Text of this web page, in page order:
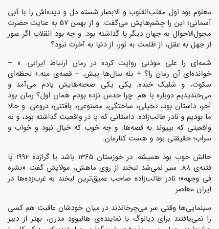
معلوم بود اول مقلب‌القلوب و الابصار شسته دل و دیده‌اش را با آبی
آسمانی؛ این را چشم‌هایش می‌گفت. و از بهمن 57 به عنایت حضرت
محول‌الاحوال به جهان دیگر پا گذاشته بود. و چه بود انقلاب اگر عبور
از جهل به عقل، از ظلمت به نور، از دنیا به آخرت نبود؟
شمه‌ای را علی موذنی روایت کرده در رمان ارتباط ایرانی. « –
خوانده‌ای آن رمان را؟ + بله سال‌ها پیش. – قصه‌ی منه.» لحظه‌ای
سکوت، و شلیک خنده. یکی یکی صحنه‌هایش یادم می‌آمد و
می‌خندیدیم دوباره با هم. چرا حدس نزده بودم همان اول؟ رمان بود
آخر، داستان بود، تخیلی، ساختگی، مصنوعی، بافتنی، دروغی. و حالا
ما بودیم و نادر طالب‌زاده. داستانی که پا در واقعیت گذاشته بود، و نه
واقعیتی که بپیوند به قصه‌ها. و چه خوب که خیال نبود و خواب و
سراب؛ حقیقتی بود و هست کنارمان.
حالش خوب بود همیشه. در خوزستان 1365 باشد یا گراژده 1992 یا
فتنه‌ی 88. سیر نمی‌شد لبخند از روی ماهش، مولایش گفت «بشره
فی وجهه»؛ نادر طالب‌زاده صاحب عمیق‌ترین لبخند به غرب‌زده‌ها در
ایران معاصر.
سینمایی‌ها وقتی سر می‌چرخاندند در میان خودشان عاقبت هم کسی
را نمی‌یافتند برای دیالوگ با نماینده‌ی هالیوود مدرن، بهتر از دبیر